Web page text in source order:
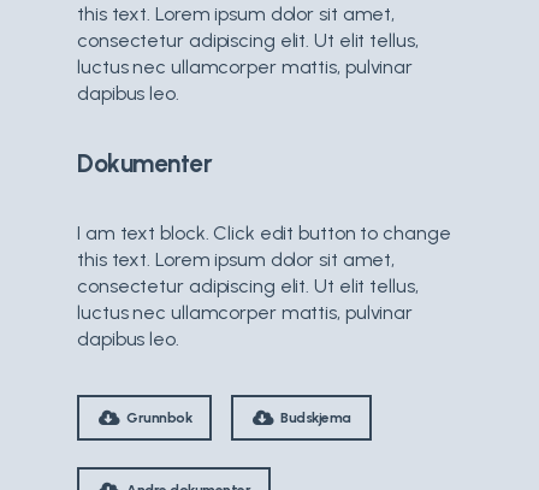
this text. Lorem ipsum dolor sit amet,
consectetur adipiscing elit. Ut elit tellus,
luctus nec ullamcorper mattis, pulvinar
dapibus leo.
Dokumenter
I am text block. Click edit button to change
this text. Lorem ipsum dolor sit amet,
consectetur adipiscing elit. Ut elit tellus,
luctus nec ullamcorper mattis, pulvinar
dapibus leo.
Grunnbok Budskjema